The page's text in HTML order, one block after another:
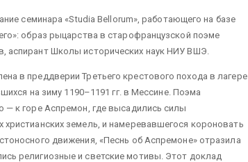
семинара «Studia Bellorum», работающего на базе
образ рыцарства в старофранцузской поэме
аспирант Школы исторических наук НИУ ВШЭ.
в преддверии Третьего крестового похода в лагере
на зиму 1190–1191 гг. в Мессине. Поэма
— к горе Аспремон, где высадились силы
земель, и намеревавшегося короновать
движения, «Песнь об Аспремоне» отразила
религиозные и светские мотивы. Этот доклад